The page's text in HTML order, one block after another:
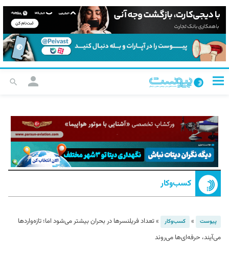
کسب‌و‌کار
پیوست » کسب‌و‌کار »تعداد فریلنسرها در بحران بیشتر می‌شود اما؛ تازه‌واردها
می‌آیند، حرفه‌ای‌ها می‌روند